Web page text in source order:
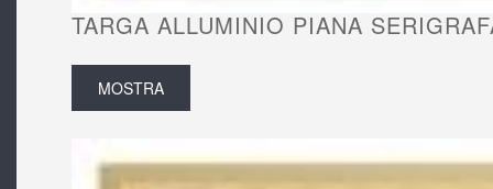
TARGA ALLUMINIO PIANA
MOSTRA